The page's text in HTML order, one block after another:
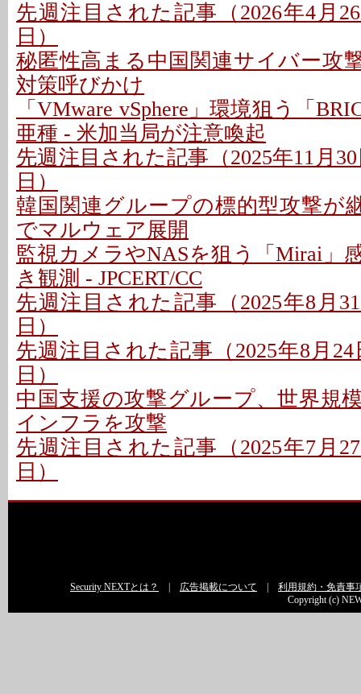
先週注目された記事（2026年4月
日）
秘匿性高まる中国関連サイバー攻
対策呼びかけ
「VMware vSphere」環境狙う「
亜種 - 米加当局が注意喚起
先週注目された記事（2025年11月
日）
韓国関連グループの標的型攻撃が
でマルウェア展開
監視カメラやNASを狙う「Mirai」
き観測 - JPCERT/CC
先週注目された記事（2025年8月
日）
先週注目された記事（2025年8月24
日）
中国支援の攻撃グループ、世界規
インフラを攻撃
先週注目された記事（2025年7月
日）
Security NEXTとは？ 広告掲載について
利用規約・免責事
Copyright (c)